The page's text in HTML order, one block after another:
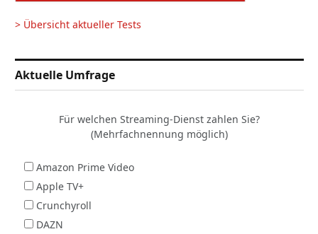
> Übersicht aktueller Tests
Aktuelle Umfrage
Für welchen Streaming-Dienst zahlen Sie?
(Mehrfachnennung möglich)
Amazon Prime Video
Apple TV+
Crunchyroll
DAZN